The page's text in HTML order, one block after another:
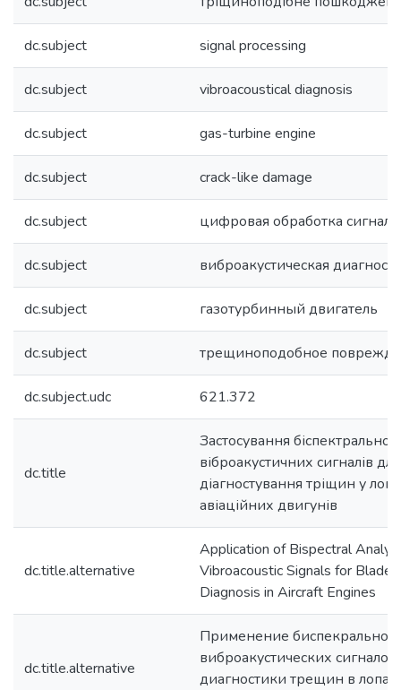
dc.subject signal processing
dc.subject vibroacoustical diagnosis
dc.subject gas-turbine engine
dc.subject crack-like damage
dc.subject цифровая обработка
dc.subject виброакустическая
dc.subject газотурбинный двигатель
dc.subject трещиноподобное
dc.subject.udc 621.372
dc.title
Застосування
віброакустичних сигналів для
діагностування тріщин у
авіаційних двигунів
dc.title.alternative
Application of Bispectral
Vibroacoustic Signals for
Diagnosis in Aircraft Engines
dc.title.alternative
Применение
виброакустических сигналов
диагностики трещин в